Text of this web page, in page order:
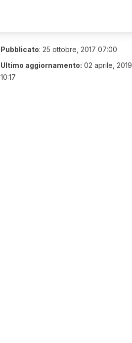
Pubblicato: 25 ottobre, 2017 07:00
Ultimo aggiornamento: 02 aprile, 2019
10:17